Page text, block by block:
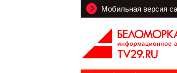
Мобильная версия